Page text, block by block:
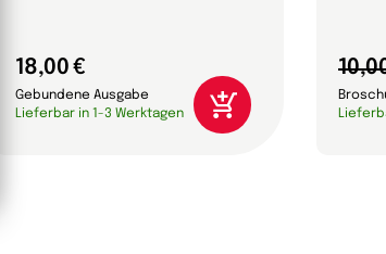
18,00 €
Gebundene Ausgabe
Lieferbar in 1-3 Werktagen